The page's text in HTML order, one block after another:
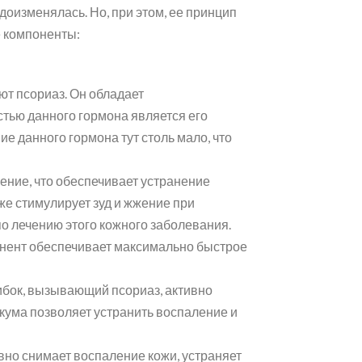
Но, при этом, ее принцип
компоненты:
псориаз. Он обладает
данного гормона является его
данного гормона тут столь мало, что
что обеспечивает устранение
стимулирует зуд и жжение при
лечению этого кожного заболевания.
обеспечивает максимально быстрое
вызывающий псориаз, активно
позволяет устранить воспаление и
снимает воспаление кожи, устраняет